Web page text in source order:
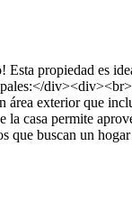
propiedad es
exterior que
casa permite
que buscan un